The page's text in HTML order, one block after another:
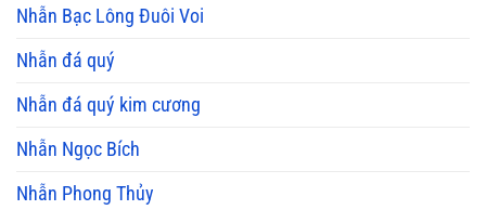
Nhẫn Bạc Lông Đuôi Voi
Nhẫn đá quý
Nhẫn đá quý kim cương
Nhẫn Ngọc Bích
Nhẫn Phong Thủy